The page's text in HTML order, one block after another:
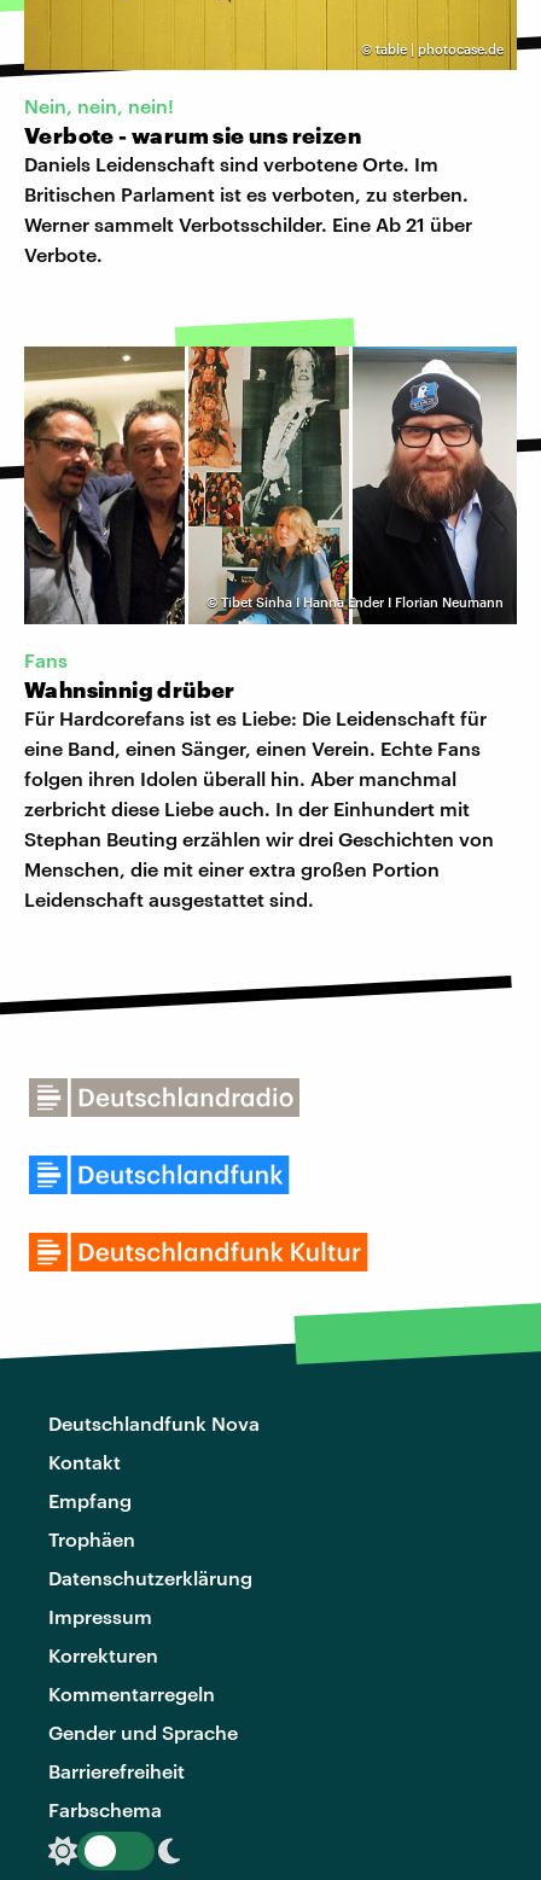
©table | photocase.de
Nein, nein, nein!
Verbote - warum sie uns reizen
Daniels Leidenschaft sind verbotene Orte. Im
Britischen Parlament ist es verboten, zu sterben.
Werner sammelt Verbotsschilder. Eine Ab 21 über
Verbote.
© Tibet Sinha I Hanna Ender I Florian Neumann
Fans
Wahnsinnig drüber
Für Hardcorefans ist es Liebe: Die Leidenschaft für
eine Band, einen Sänger, einen Verein. Echte Fans
folgen ihren Idolen überall hin. Aber manchmal
zerbricht diese Liebe auch. In der Einhundert mit
Stephan Beuting erzählen wir drei Geschichten von
Menschen, die mit einer extra großen Portion
Leidenschaft ausgestattet sind.
Deutschlandfunk Nova
Kontakt
Empfang
Trophäen
Datenschutzerklärung
Impressum
Korrekturen
Kommentarregeln
Gender und Sprache
Barrierefreiheit
Farbschema